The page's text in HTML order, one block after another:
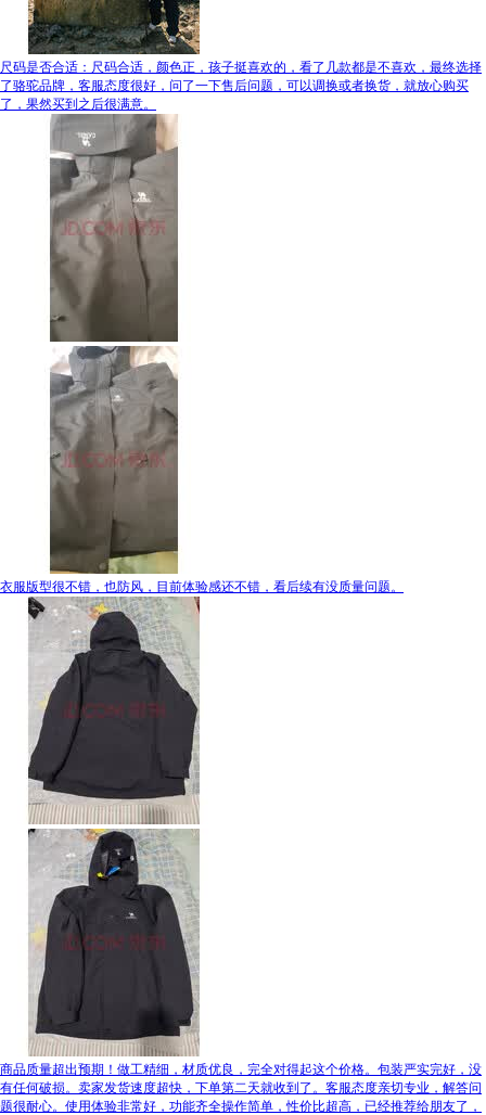
尺码是否合适：尺码合适，颜色正，孩子挺喜欢的，看了几款都是不喜欢，最终选择
了骆驼品牌，客服态度很好，问了一下售后问题，可以调换或者换货，就放心购买
了，果然买到之后很满意。
衣服版型很不错，也防风，目前体验感还不错，看后续有没质量问题。
商品质量超出预期！做工精细，材质优良，完全对得起这个价格。包装严实完好，没
有任何破损。卖家发货速度超快，下单第二天就收到了。客服态度亲切专业，解答问
题很耐心。使用体验非常好，功能齐全操作简单，性价比超高，已经推荐给朋友了，